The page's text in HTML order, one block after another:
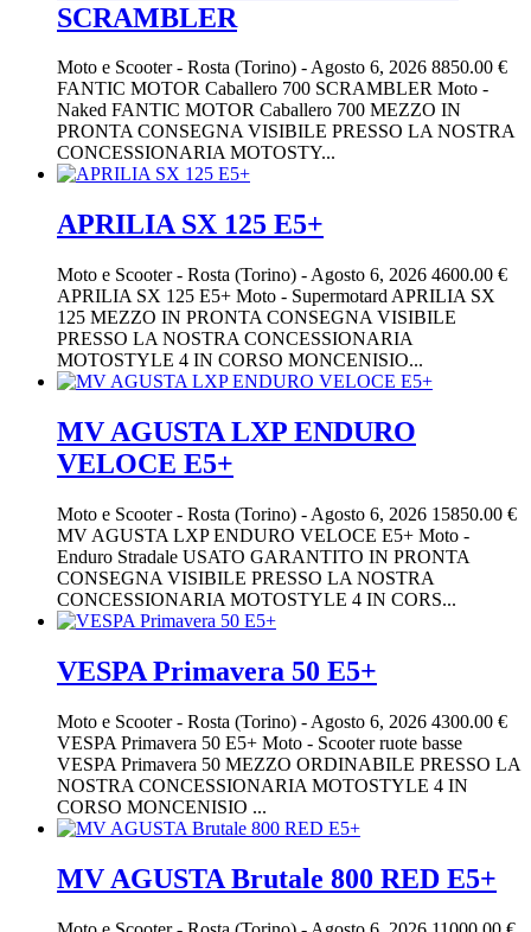
SCRAMBLER
Moto e Scooter- Rosta (Torino) -Agosto 6, 2026 8850.00 €
FANTIC MOTOR Caballero 700 SCRAMBLER Moto -
Naked FANTIC MOTOR Caballero 700 MEZZO IN
PRONTA CONSEGNA VISIBILE PRESSO LA NOSTRA
CONCESSIONARIA MOTOSTY...
APRILIA SX 125 E5+
Moto e Scooter- Rosta (Torino) - Agosto 6, 2026 4600.00 €
APRILIA SX 125 E5+ Moto - Supermotard APRILIA SX
125 MEZZO IN PRONTA CONSEGNA VISIBILE
PRESSO LA NOSTRA CONCESSIONARIA
MOTOSTYLE 4 IN CORSO MONCENISIO...
MV AGUSTA LXP ENDURO
VELOCE E5+
Moto e Scooter- Rosta (Torino) - Agosto 6, 2026 15850.00 €
MV AGUSTA LXP ENDURO VELOCE E5+ Moto -
Enduro Stradale USATO GARANTITO IN PRONTA
CONSEGNA VISIBILE PRESSO LA NOSTRA
CONCESSIONARIA MOTOSTYLE 4 IN CORS...
VESPA Primavera 50 E5+
Moto e Scooter- Rosta (Torino) - Agosto 6, 2026 4300.00 €
VESPA Primavera 50 E5+ Moto - Scooter ruote basse
VESPA Primavera 50 MEZZO ORDINABILE PRESSO LA
NOSTRA CONCESSIONARIA MOTOSTYLE 4 IN
CORSO MONCENISIO ...
MV AGUSTA Brutale 800 RED E5+